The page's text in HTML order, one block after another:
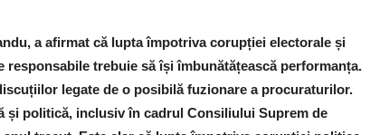
a afirmat că lupta împotriva corupției electorale și
trebuie să își îmbunătățească performanța.
legate de o posibilă fuzionare a procuraturilor.
și politică, inclusiv în cadrul Consiliului Suprem de